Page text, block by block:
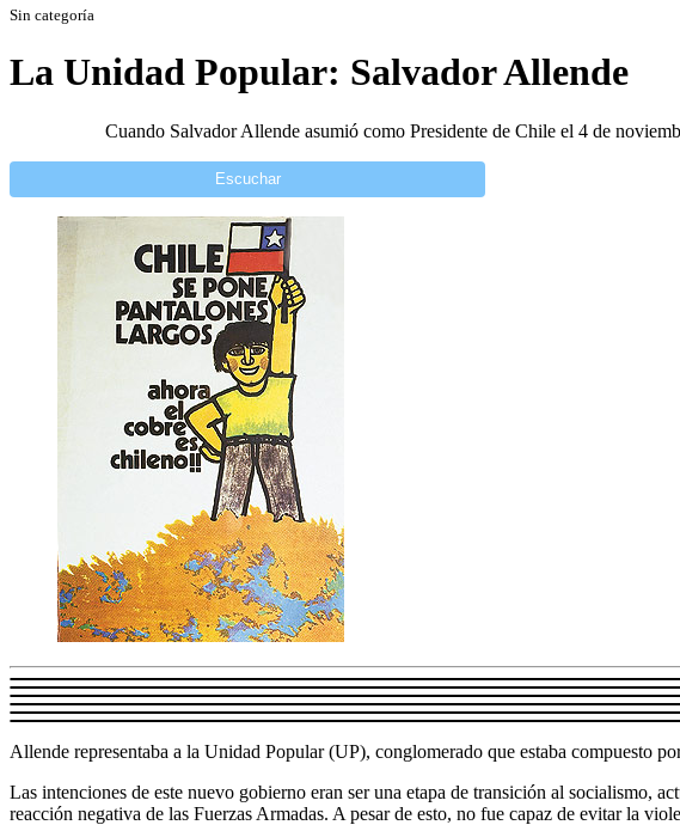
Sin categoría
La Unidad Popular: Salvador Allende
Cuando Salvador Allende asumió como Presidente de Chile el 4 de
Escuchar
Allende representaba a la Unidad Popular (UP), conglomerado que estaba
Las intenciones de este nuevo gobierno eran ser una etapa de transición al socialismo,
reacción negativa de las Fuerzas Armadas. A pesar de esto, no fue capaz de evitar la